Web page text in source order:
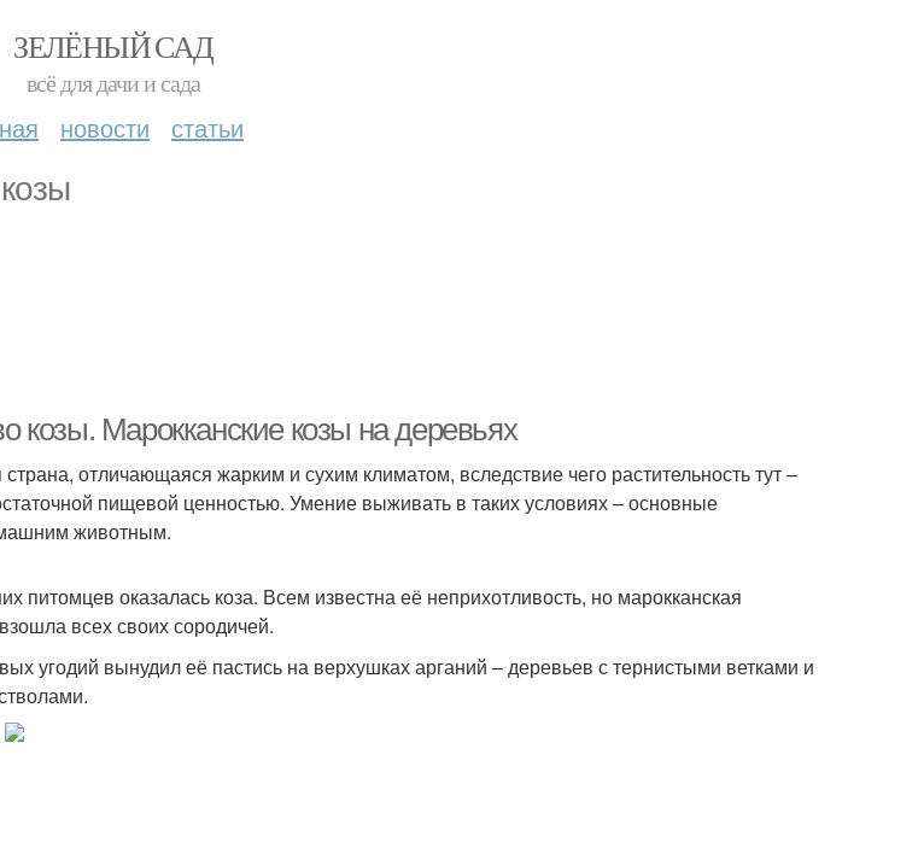
ЗЕЛЁНЫЙ САД
всё для дачи и сада
новости статьи
козы. Марокканские козы на деревьях
отличающаяся жарким и сухим климатом, вследствие чего растительность тут –
пищевой ценностью. Умение выживать в таких условиях – основные
животным.
питомцев оказалась коза. Всем известна её неприхотливость, но марокканская
всех своих сородичей.
угодий вынудил её пастись на верхушках арганий – деревьев с тернистыми ветками и